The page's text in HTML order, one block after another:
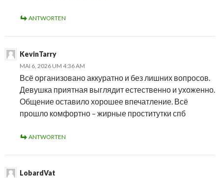
ANTWORTEN
KevinTarry
MAI 6, 2026 UM 4:36 AM
Всё организовано аккуратно и без лишних вопросов.
Девушка приятная выглядит естественно и ухоженно.
Общение оставило хорошее впечатление. Всё
прошло комфортно – жирные проститутки спб
ANTWORTEN
LobardVat